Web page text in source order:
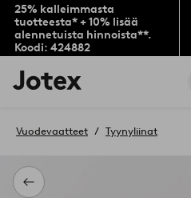
25% kalleimmasta
tuotteesta* + 10% lisää
alennetuista hinnoista**.
Koodi: 424882
Jotex-
logo
aloitussivulle
Takaisin
Vuodevaatteet Tyynyliinat